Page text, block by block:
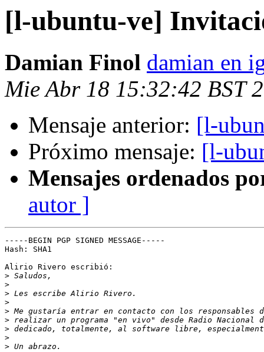
[l-ubuntu-ve]
Damian Finol damian en
Mie Abr 18 15:32:42 BST
Mensaje anterior: [l-
Próximo mensaje: [l-
Mensajes ordenados
autor ]
-----BEGIN PGP SIGNED MESSAGE-----
Hash: SHA1
Alirio Rivero escribió:
>
>
>
>
>
>
>
>
>